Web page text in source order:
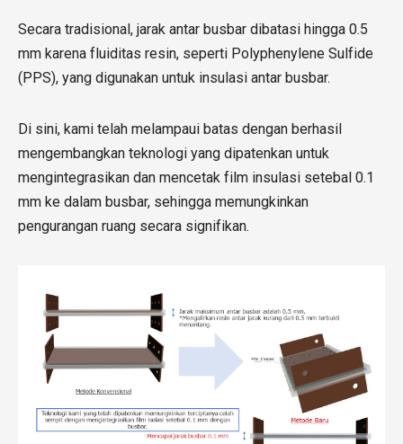
Secara tradisional, jarak antar busbar dibatasi hingga 0.5
mm karena fluiditas resin, seperti Polyphenylene Sulfide
(PPS), yang digunakan untuk insulasi antar busbar.
Di sini, kami telah melampaui batas dengan berhasil
mengembangkan teknologi yang dipatenkan untuk
mengintegrasikan dan mencetak film insulasi setebal 0.1
mm ke dalam busbar, sehingga memungkinkan
pengurangan ruang secara signifikan.